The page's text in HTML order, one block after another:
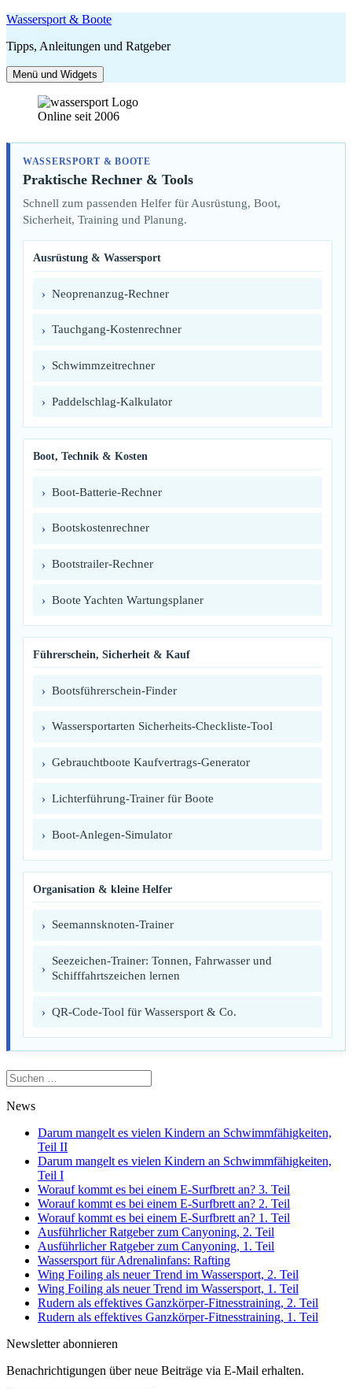
Zum
springen
Wassersport & Boote
Tipps, Anleitungen und Ratgeber
Menü und Widgets
Online seit 2006
WASSERSPORT & BOOTE
Praktische Rechner & Tools
Schnell zum passenden Helfer für Ausrüstung, Boot,
Sicherheit, Training und Planung.
Ausrüstung & Wassersport
Neoprenanzug-Rechner
Tauchgang-Kostenrechner
Schwimmzeitrechner
Paddelschlag-Kalkulator
Boot, Technik & Kosten
Boot-Batterie-Rechner
Bootskostenrechner
Bootstrailer-Rechner
Boote Yachten Wartungsplaner
Führerschein, Sicherheit & Kauf
Bootsführerschein-Finder
Wassersportarten Sicherheits-Checkliste-Tool
Gebrauchtboote Kaufvertrags-Generator
Lichterführung-Trainer für Boote
Boot-Anlegen-Simulator
Organisation & kleine Helfer
Seemannsknoten-Trainer
Seezeichen-Trainer: Tonnen, Fahrwasser und
Schifffahrtszeichen lernen
QR-Code-Tool für Wassersport & Co.
Suchen
nach:
News
Darum mangelt es vielen Kindern an Schwimmfähigkeiten,
Teil II
Darum mangelt es vielen Kindern an Schwimmfähigkeiten,
Teil I
Worauf kommt es bei einem E-Surfbrett an? 3. Teil
Worauf kommt es bei einem E-Surfbrett an? 2. Teil
Worauf kommt es bei einem E-Surfbrett an? 1. Teil
Ausführlicher Ratgeber zum Canyoning, 2. Teil
Ausführlicher Ratgeber zum Canyoning, 1. Teil
Wassersport für Adrenalinfans: Rafting
Wing Foiling als neuer Trend im Wassersport, 2. Teil
Wing Foiling als neuer Trend im Wassersport, 1. Teil
Rudern als effektives Ganzkörper-Fitnesstraining, 2. Teil
Rudern als effektives Ganzkörper-Fitnesstraining, 1. Teil
Newsletter abonnieren
Benachrichtigungen über neue Beiträge via E-Mail erhalten.